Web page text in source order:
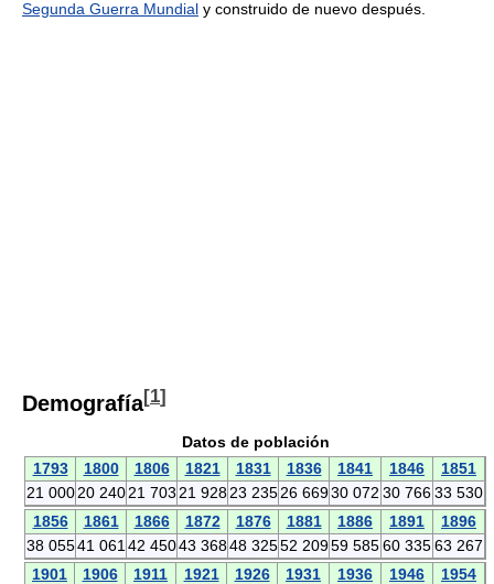
Segunda Guerra Mundial y construido de nuevo después.
Demografía[1]
Datos de población
1793
1800 1806 1821 1831 1836 1841 1846
1851
21 000 20 240 21 703 21 928 23 235 26 66930 072 30 76633 530
1856
1861 1866 1872 1876 1881 1886 1891
1896
38 05541 061 42 45043 36848 32552 20959 58560 33563 267
1901
1906 1911 1921 1926 1931 1936 1946
1954